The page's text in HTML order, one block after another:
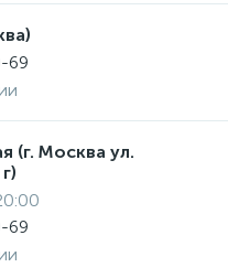
69
(г. Москва ул.
69